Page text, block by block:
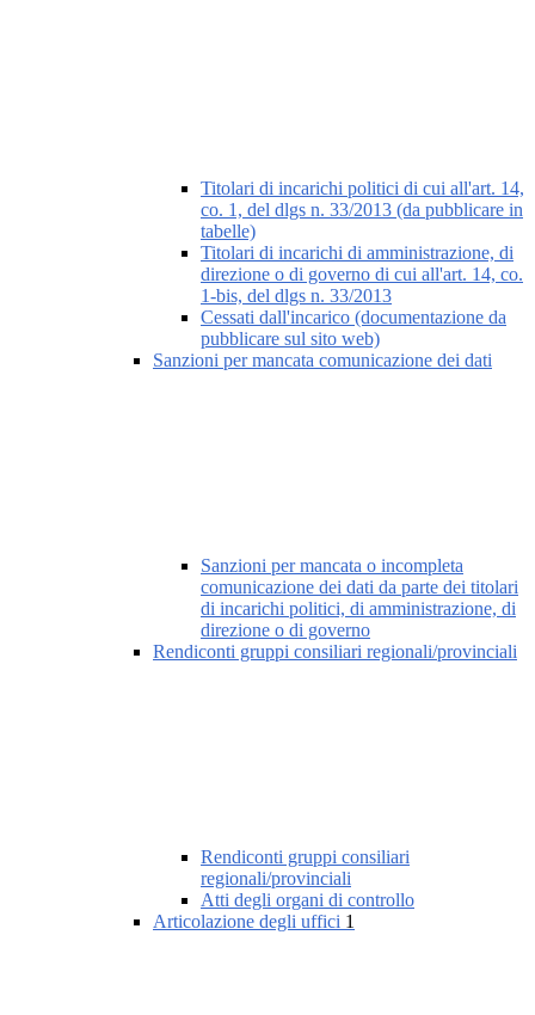
Titolari di incarichi politici di cui all'art. 14,
co. 1, del dlgs n. 33/2013 (da pubblicare in
tabelle)
Titolari di incarichi di amministrazione, di
direzione o di governo di cui all'art. 14, co.
1-bis, del dlgs n. 33/2013
Cessati dall'incarico (documentazione da
pubblicare sul sito web)
Sanzioni per mancata comunicazione dei dati
Sanzioni per mancata o incompleta
comunicazione dei dati da parte dei titolari
di incarichi politici, di amministrazione, di
direzione o di governo
Rendiconti gruppi consiliari regionali/provinciali
Rendiconti gruppi consiliari
regionali/provinciali
Atti degli organi di controllo
Articolazione degli uffici 1